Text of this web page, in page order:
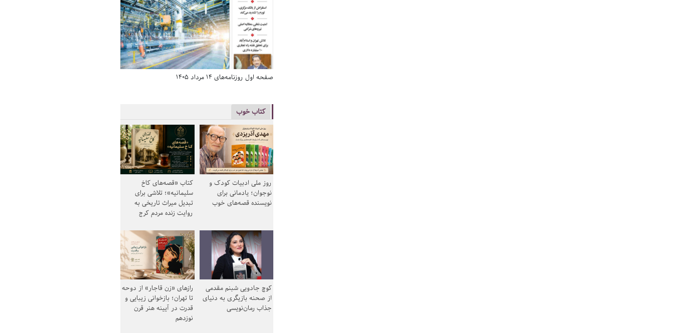
صفحه اول روزنامه‌های 14 مرداد 1405
کتاب خوب
روز ملی ادبیات کودک و
نوجوان؛ یادمانی برای
نویسنده قصه‌های خوب
کتاب «قصه‌های کاخ
سلیمانیه»؛ تلاشی برای
تبدیل میراث تاریخی به
روایت زنده مردم کرج
کوچ جادویی شبنم مقدمی
از صحنه بازیگری به دنیای
جذاب رمان‌نویسی
رازهای «زن قاجار» از دوحه
تا تهران؛ بازخوانی زیبایی و
قدرت در آیینه هنر قرن
نوزدهم